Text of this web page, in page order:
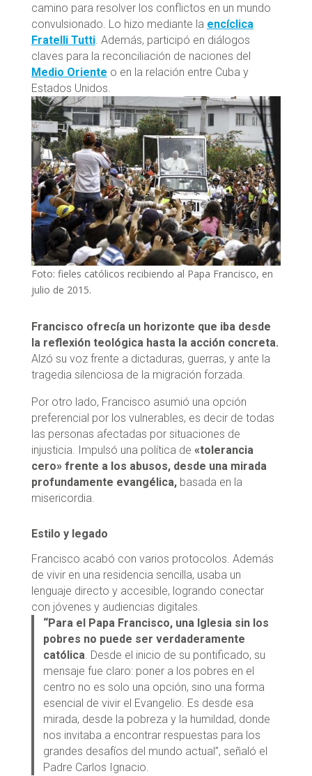
camino para resolver los conflictos en un mundo
convulsionado. Lo hizo mediante la encíclica
Fratelli Tutti. Además, participó en diálogos
claves para la reconciliación de naciones del
Medio Oriente o en la relación entre Cuba y
Estados Unidos.
Foto: fieles católicos recibiendo al Papa Francisco, en
julio de 2015.
Francisco ofrecía un horizonte que iba desde
la reflexión teológica hasta la acción concreta.
Alzó su voz frente a dictaduras, guerras, y ante la
tragedia silenciosa de la migración forzada.
Por otro lado, Francisco asumió una opción
preferencial por los vulnerables, es decir de todas
las personas afectadas por situaciones de
injusticia. Impulsó una política de «tolerancia
cero» frente a los abusos, desde una mirada
profundamente evangélica,basada en la
misericordia.
Estilo y legado
Francisco acabó con varios protocolos. Además
de vivir en una residencia sencilla, usaba un
lenguaje directo y accesible, logrando conectar
con jóvenes y audiencias digitales.
“Para el Papa Francisco, una Iglesia sin los
pobres no puede ser verdaderamente
católica. Desde el inicio de su pontificado, su
mensaje fue claro: poner a los pobres en el
centro no es solo una opción, sino una forma
esencial de vivir el Evangelio. Es desde esa
mirada, desde la pobreza y la humildad, donde
nos invitaba a encontrar respuestas para los
grandes desafíos del mundo actual”, señaló el
Padre Carlos Ignacio.